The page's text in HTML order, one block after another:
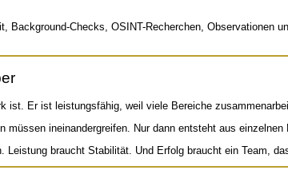
Checks, OSINT-Recherchen, Observationen
ist. Er ist leistungsfähig, weil viele Bereiche
ineinandergreifen. Nur dann entsteht aus
braucht Stabilität. Und Erfolg braucht ein Team,